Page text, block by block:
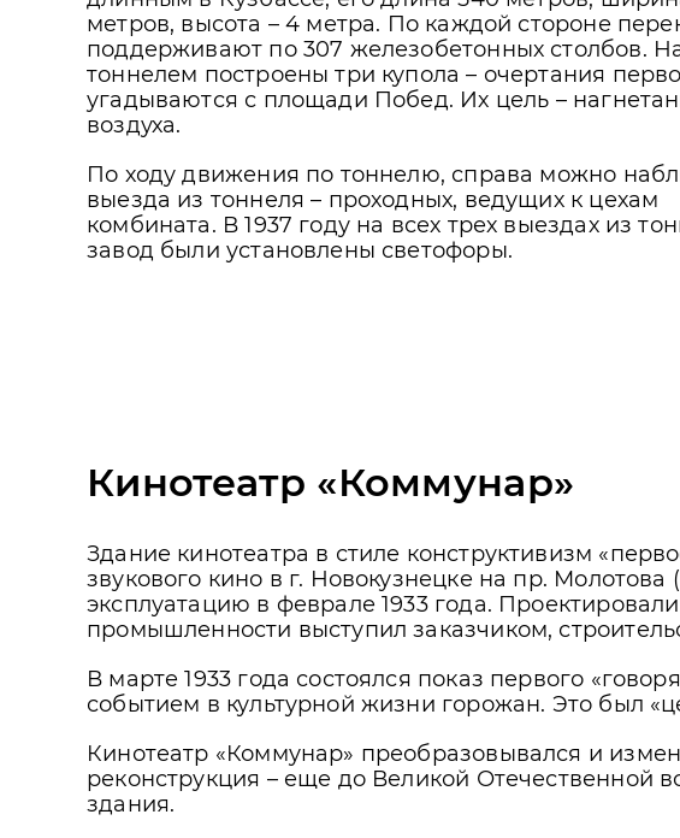
метров, высота – 4 метра. По каждой стороне
поддерживают по 307 железобетонных столбов.
тоннелем построены три купола – очертания
угадываются с площади Побед. Их цель –
воздуха.
По ходу движения по тоннелю, справа можно
выезда из тоннеля – проходных, ведущих к цехам
комбината. В 1937 году на всех трех выездах из
завод были установлены светофоры.
Кинотеатр «Коммунар»
Здание кинотеатра в стиле конструктивизм
звукового кино в г. Новокузнецке на пр.
эксплуатацию в феврале 1933 года.
промышленности выступил заказчиком,
В марте 1933 года состоялся показ первого
событием в культурной жизни горожан. Это был
Кинотеатр «Коммунар» преобразовывался и
реконструкция – еще до Великой Отечественной
здания.